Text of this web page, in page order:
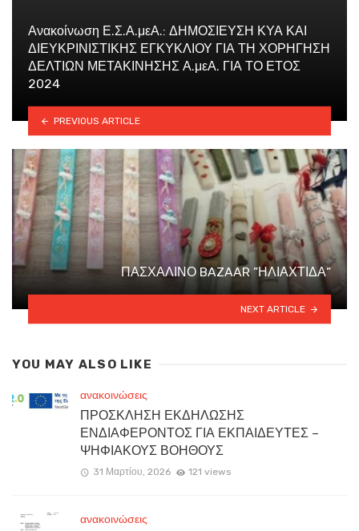
Ανακοίνωση Ε.Σ.Α.μεΑ.: ΔΗΜΟΣΙΕΥΣΗ ΚΥΑ ΚΑΙ
ΔΙΕΥΚΡΙΝΙΣΤΙΚΗΣ ΕΓΚΥΚΛΙΟΥ ΓΙΑ ΤΗ ΧΟΡΗΓΗΣΗ
ΔΕΛΤΙΩΝ ΜΕΤΑΚΙΝΗΣΗΣ Α.μεΑ. ΓΙΑ ΤΟ ΕΤΟΣ
2024
PREVIOUS ARTICLE
ΠΑΣΧΑΛΙΝΟ BAZAAR ”ΗΛΙΑΧΤΙΔΑ”
NEXT ARTICLE
YOU MAY ALSO LIKE
ανακοινώσεις
ΠΡΟΣΚΛΗΣΗ ΕΚΔΗΛΩΣΗΣ
ΕΝΔΙΑΦΕΡΟΝΤΟΣ ΓΙΑ ΕΚΠΑΙΔΕΥΤΕΣ –
ΨΗΦΙΑΚΟΥΣ ΒΟΗΘΟΥΣ
31 Μαρτίου, 2026 121 views
ανακοινώσεις